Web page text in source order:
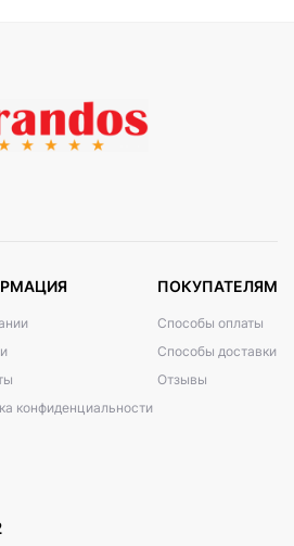
конфиденциальности
ПОКУПАТЕЛЯМ
Способы оплаты
Способы доставки
Отзывы